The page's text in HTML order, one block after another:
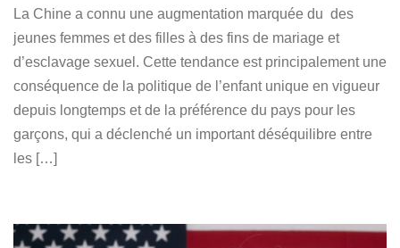
La Chine a connu une augmentation marquée du des
jeunes femmes et des filles à des fins de mariage et
d’esclavage sexuel. Cette tendance est principalement une
conséquence de la politique de l’enfant unique en vigueur
depuis longtemps et de la préférence du pays pour les
garçons, qui a déclenché un important déséquilibre entre
les […]